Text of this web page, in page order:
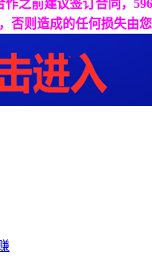
作之前建议签订合同，
则造成的任何损失由您